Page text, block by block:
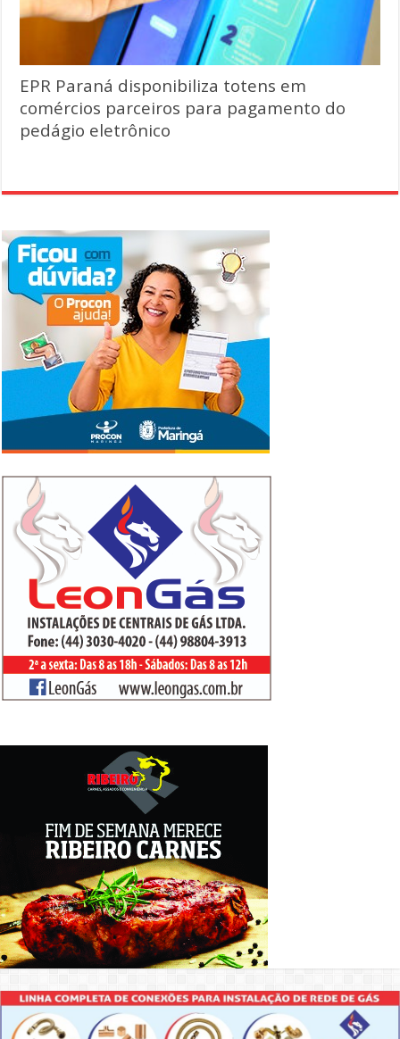
EPR Paraná disponibiliza totens em
comércios parceiros para pagamento do
pedágio eletrônico